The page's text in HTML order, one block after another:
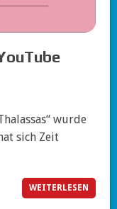
wurde
sich Zeit
WEITERLESEN